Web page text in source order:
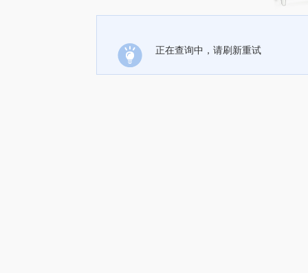
正在查询中，请刷新重试